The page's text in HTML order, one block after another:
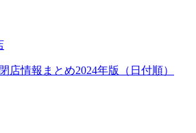
店情報まとめ2024年版（日付順）